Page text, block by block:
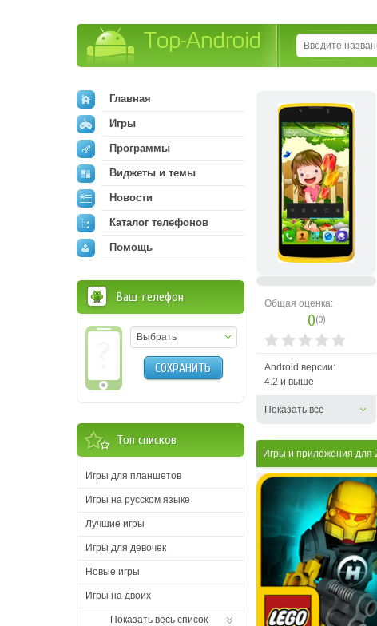
Общая оценка:
0(0)
Android версии:
4.2 и выше
Показать все
Игры и приложения для
Главная
Игры
Программы
Виджеты и темы
Новости
Каталог телефонов
Помощь
Ваш телефон
Выбрать
СОХРАНИТЬ
Топ списков
Игры для планшетов
Игры на русском языке
Лучшие игры
Игры для девочек
Новые игры
Игры на двоих
Показать весь список